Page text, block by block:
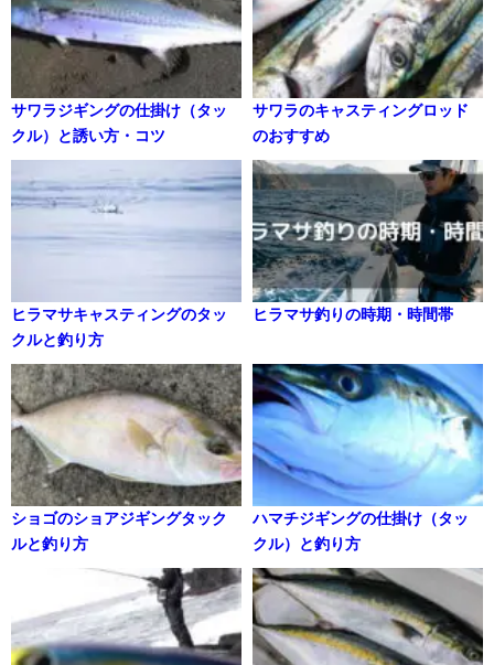
サワラジギングの仕掛け（タッ
クル）と誘い方・コツ
サワラのキャスティングロッド
のおすすめ
ヒラマサキャスティングのタッ
クルと釣り方
ヒラマサ釣りの時期・時間帯
ショゴのショアジギングタック
ルと釣り方
ハマチジギングの仕掛け（タッ
クル）と釣り方